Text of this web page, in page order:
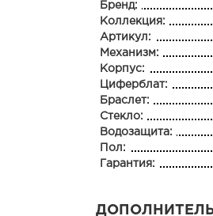
Бренд:
Коллекция:
Артикул:
Механизм:
Корпус:
Циферблат:
Браслет:
Стекло:
Водозащита:
Пол:
Гарантия: